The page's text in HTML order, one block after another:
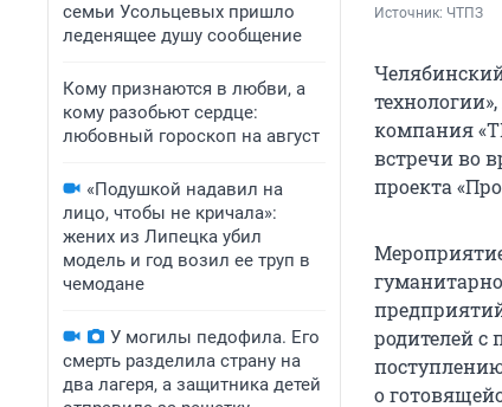
семьи Усольцевых пришло
леденящее душу сообщение
Кому признаются в любви, а
кому разобьют сердце:
любовный гороскоп на август
«Подушкой надавил на
лицо, чтобы не кричала»:
жених из Липецка убил
модель и год возил ее труп в
чемодане
У могилы педофила. Его
смерть разделила страну на
два лагеря, а защитника детей
Источник: ЧТПЗ
компания
встречи во
проекта
родителей с
о